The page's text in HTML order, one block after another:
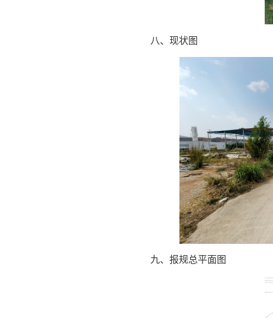
八、现状图
九、报规总平面图